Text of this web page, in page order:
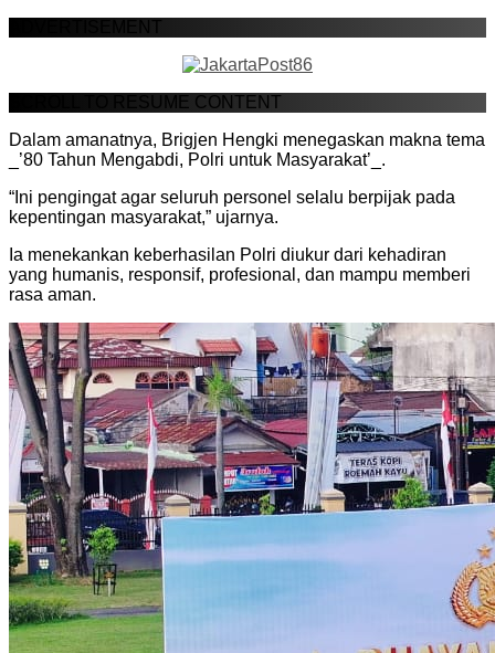
ADVERTISEMENT
SCROLL TO RESUME CONTENT
Dalam amanatnya, Brigjen Hengki menegaskan makna tema
_’80 Tahun Mengabdi, Polri untuk Masyarakat’_.
“Ini pengingat agar seluruh personel selalu berpijak pada
kepentingan masyarakat,” ujarnya.
Ia menekankan keberhasilan Polri diukur dari kehadiran
yang humanis, responsif, profesional, dan mampu memberi
rasa aman.